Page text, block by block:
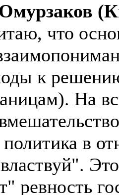
что
к
На
в
ревность